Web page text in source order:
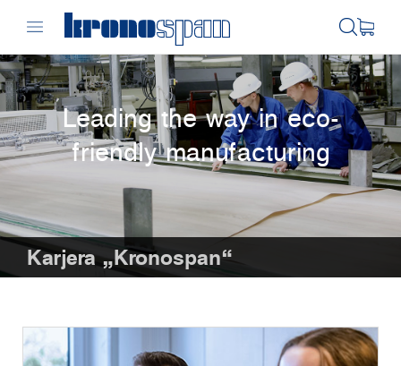
Karjera „Kronospan“
Leading the way in eco-
friendly manufacturing